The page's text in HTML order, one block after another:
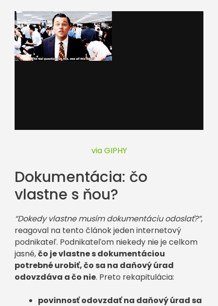
via GIPHY
Dokumentácia: čo
vlastne s ňou?
“Dokedy vlastne musím dokumentáciu odoslať?”,
reagoval na tento článok jeden internetový
podnikateľ. Podnikateľom niekedy nie je celkom
jasné,čo je vlastne s dokumentáciou
potrebné urobiť, čo sa na daňový úrad
odovzdáva a čo nie. Preto rekapitulácia:
povinnosť odovzdať na daňový úrad sa